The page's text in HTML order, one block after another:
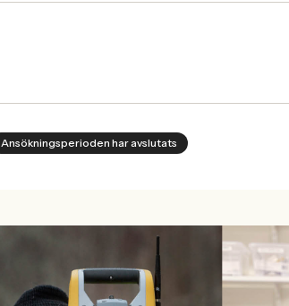
Ansökningsperioden har avslutats